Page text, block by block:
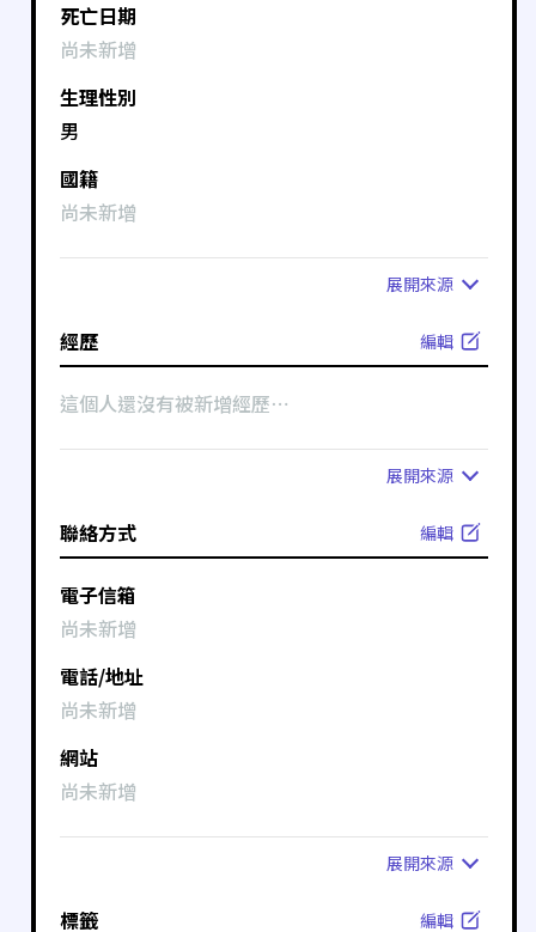
死亡日期
尚未新增
生理性別
男
國籍
尚未新增
展開來源
經歷 編輯
這個人還沒有被新增經歷⋯
展開來源
聯絡方式 編輯
電子信箱
尚未新增
電話/地址
尚未新增
網站
尚未新增
展開來源
標籤 編輯